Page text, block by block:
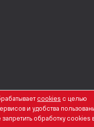
сookies с целью
и удобства
обработку сookies